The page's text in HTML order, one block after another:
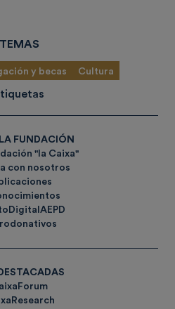
TEMAS
y becas Cultura
FUNDACIÓN
"la Caixa"
con nosotros